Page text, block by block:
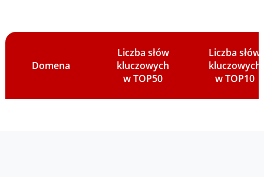
Domena
Liczba słów
kluczowych
w TOP50
Liczba słów
kluczowych
w TOP10